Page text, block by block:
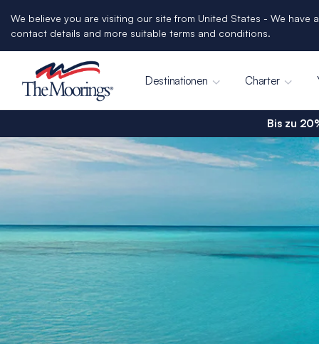
We believe you are visiting our site from United States - We
contact details and more suitable terms and conditions.
Destinationen Charter
Bis zu